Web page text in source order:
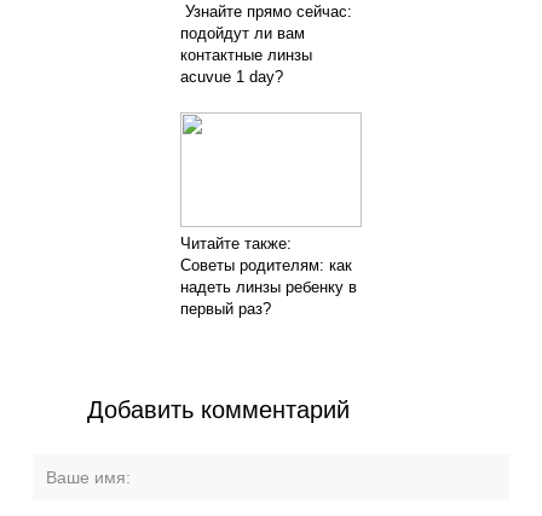
Узнайте прямо сейчас:
подойдут ли вам
контактные линзы
acuvue 1 day?
Читайте также:
Советы родителям: как
надеть линзы ребенку в
первый раз?
Добавить комментарий